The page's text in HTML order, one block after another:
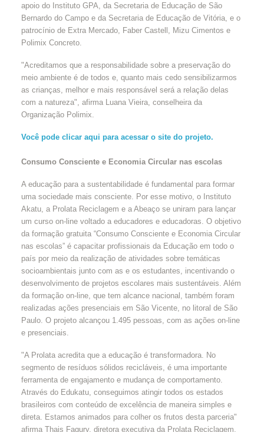
apoio do Instituto GPA, da Secretaria de Educação de São
Bernardo do Campo e da Secretaria de Educação de Vitória, e o
patrocínio de Extra Mercado, Faber Castell, Mizu Cimentos e
Polimix Concreto.
"Acreditamos que a responsabilidade sobre a preservação do
meio ambiente é de todos e, quanto mais cedo sensibilizarmos
as crianças, melhor e mais responsável será a relação delas
com a natureza", afirma Luana Vieira, conselheira da
Organização Polimix.
Você pode clicar aqui para acessar o site do projeto.
Consumo Consciente e Economia Circular nas escolas
A educação para a sustentabilidade é fundamental para formar
uma sociedade mais consciente. Por esse motivo, o Instituto
Akatu, a Prolata Reciclagem e a Abeaço se uniram para lançar
um curso on-line voltado a educadores e educadoras. O objetivo
da formação gratuita “Consumo Consciente e Economia Circular
nas escolas” é capacitar profissionais da Educação em todo o
país por meio da realização de atividades sobre temáticas
socioambientais junto com as e os estudantes, incentivando o
desenvolvimento de projetos escolares mais sustentáveis. Além
da formação on-line, que tem alcance nacional, também foram
realizadas ações presenciais em São Vicente, no litoral de São
Paulo. O projeto alcançou 1.495 pessoas, com as ações on-line
e presenciais.
"A Prolata acredita que a educação é transformadora. No
segmento de resíduos sólidos recicláveis, é uma importante
ferramenta de engajamento e mudança de comportamento.
Através do Edukatu, conseguimos atingir todos os estados
brasileiros com conteúdo de excelência de maneira simples e
direta. Estamos animados para colher os frutos desta parceria"
afirma Thais Fagury, diretora executiva da Prolata Reciclagem.